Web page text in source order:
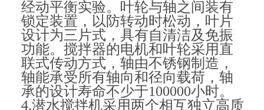
经动平衡实验。叶轮与轴之间装有
锁定装置，以防转动时松动，叶片
设计为三片式，具有自清洁及免振
功能。 搅拌器的电机和叶轮采用直
联式传动方式，轴由不锈钢制造，
轴能承受所有轴向和径向载荷，轴
承的设计寿命不少于100000小时。
4.潜水搅拌机采用两个相互独立高质